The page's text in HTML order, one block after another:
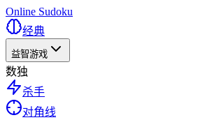
Online Sudoku
经典
益智游戏
数独
杀手
对角线